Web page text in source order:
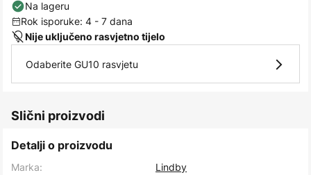
Na lageru
Rok isporuke: 4 - 7 dana
Nije uključeno rasvjetno tijelo
Odaberite GU10 rasvjetu
Slični proizvodi
Detalji o proizvodu
Marka:
Lindby